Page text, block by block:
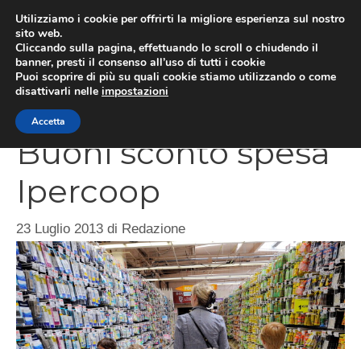
contenuto
Buoni sconto spesa
Ipercoop
23 Luglio 2013 di Redazione
Utilizziamo i cookie per offrirti la migliore esperienza sul nostro
sito web.
Cliccando sulla pagina, effettuando lo scroll o chiudendo il
banner, presti il consenso all’uso di tutti i cookie
Puoi scoprire di più su quali cookie stiamo utilizzando o come
disattivarli nelle impostazioni
Accetta